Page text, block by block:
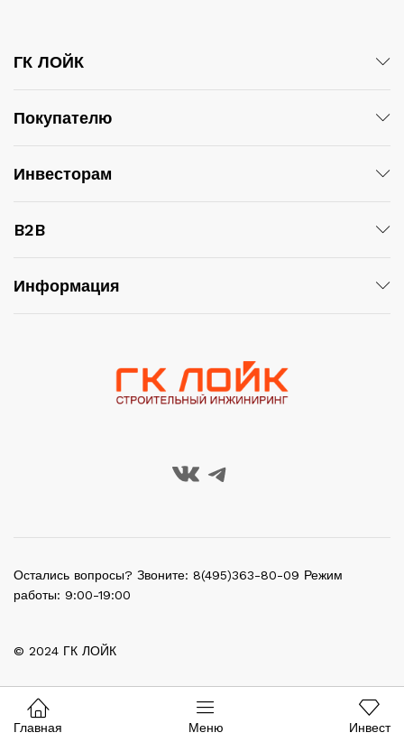
ГК ЛОЙК
Покупателю
Инвесторам
B2B
Информация
© 2024 ГК ЛОЙК
Остались вопросы? Звоните: 8(495)363-80-09 Режим
работы: 9:00-19:00
Главная Меню Инвест